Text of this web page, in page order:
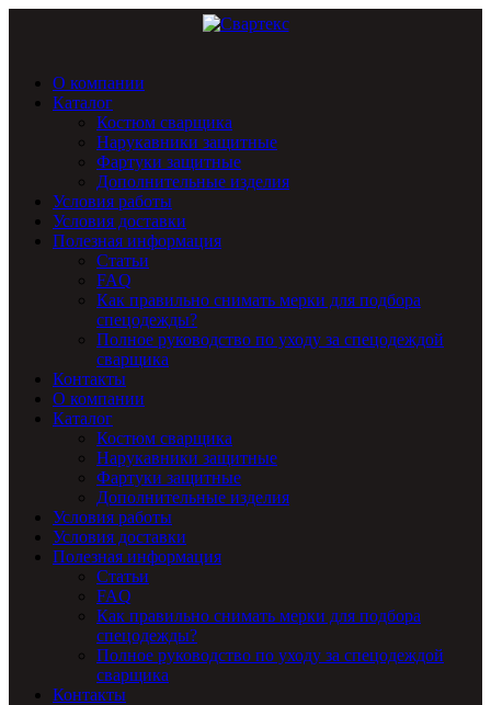
О компании
Каталог
Костюм сварщика
Нарукавники защитные
Фартуки защитные
Дополнительные изделия
Условия работы
Условия доставки
Полезная информация
Статьи
FAQ
Как правильно снимать мерки для подбора
спецодежды?
Полное руководство по уходу за спецодеждой
сварщика
Контакты
О компании
Каталог
Костюм сварщика
Нарукавники защитные
Фартуки защитные
Дополнительные изделия
Условия работы
Условия доставки
Полезная информация
Статьи
FAQ
Как правильно снимать мерки для подбора
спецодежды?
Полное руководство по уходу за спецодеждой
сварщика
Контакты